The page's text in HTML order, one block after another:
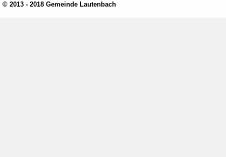
© 2013 - 2018 Gemeinde Lautenbach